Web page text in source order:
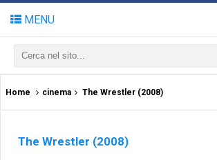
MENU
Home cinema The Wrestler (2008)
The Wrestler (2008)